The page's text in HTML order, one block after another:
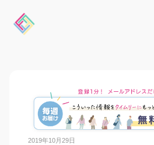
2019年10月29日